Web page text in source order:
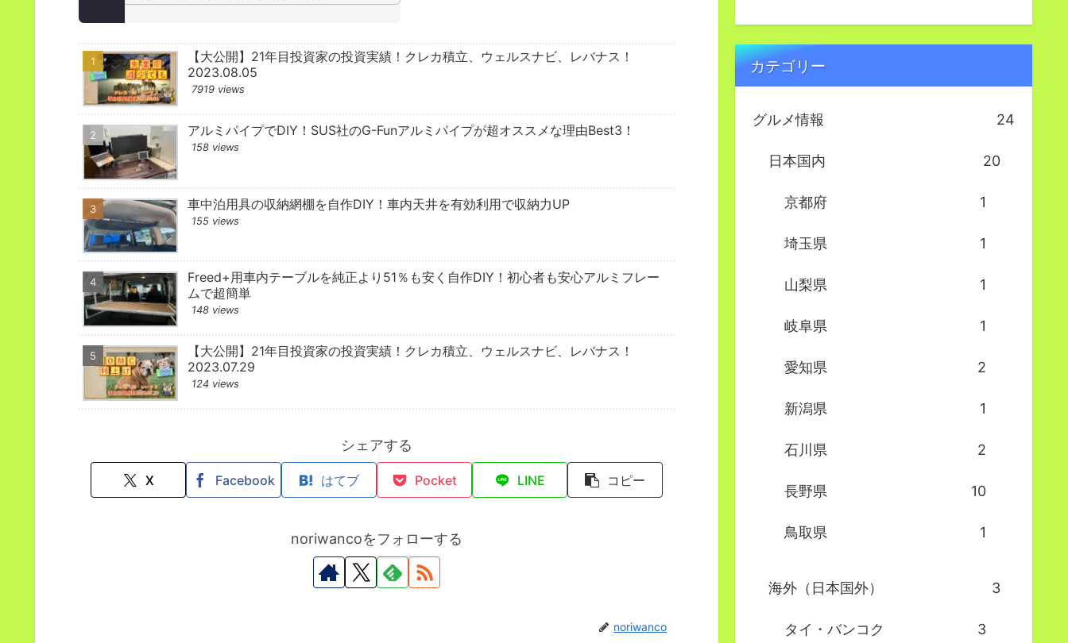
【大公開】21年目投資家の投資実績！クレカ積立、ウェルスナビ、レバナス！
2023.08.05
7919 views
アルミパイプでDIY！SUS社のG-Funアルミパイプが超オススメな理由Best3！
158 views
車中泊用具の収納網棚を自作DIY！車内天井を有効利用で収納力UP
155 views
Freed+用車内テーブルを純正より51％も安く自作DIY！初心者も安心アルミフレー
ムで超簡単
148 views
【大公開】21年目投資家の投資実績！クレカ積立、ウェルスナビ、レバナス！
2023.07.29
124 views
シェアする
X Facebook はてブ Pocket LINE コピー
noriwancoをフォローする
noriwanco
カテゴリー
グルメ情報 24
日本国内 20
京都府 1
埼玉県 1
山梨県 1
岐阜県 1
愛知県 2
新潟県 1
石川県 2
長野県 10
鳥取県 1
海外（日本国外） 3
タイ・バンコク 3